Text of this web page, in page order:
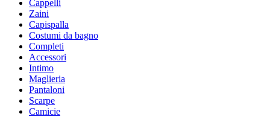
Cappelli
Zaini
Capispalla
Costumi da bagno
Completi
Accessori
Intimo
Maglieria
Pantaloni
Scarpe
Camicie